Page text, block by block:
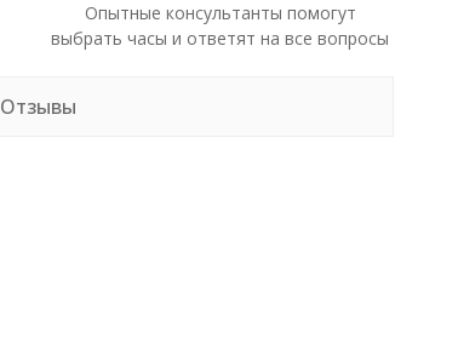
Опытные консультанты помогут
выбрать часы и ответят на все вопросы
Отзывы